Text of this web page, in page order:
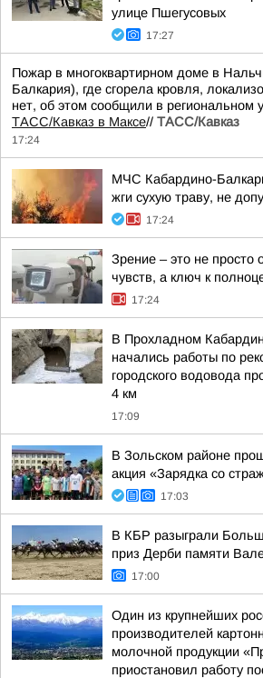
улице Пшегусовых
17:27
Пожар в многоквартирном доме в
Балкария), где сгорела кровля,
нет, об этом сообщили в
ТАСС/Кавказ в Максе// ТАСС/Кавказ
17:24
МЧС Кабардино-
жги сухую траву, не
17:24
Зрение – это не просто
чувств, а ключ к
17:24
В Прохладном
начались работы по
городского водовода
4 км
17:09
В Зольском районе
акция «Зарядка со
17:03
В КБР разыграли
приз Дерби памяти
17:00
Один из крупнейших
производителей
молочной продукции
приостановил работу